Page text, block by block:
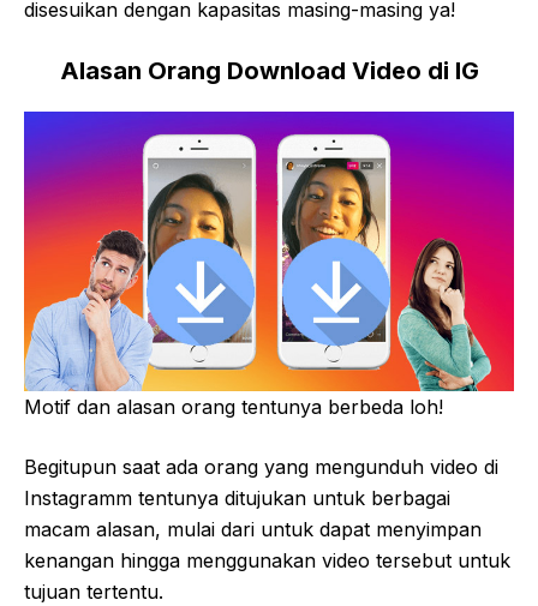
disesuikan dengan kapasitas masing-masing ya!
Alasan Orang Download Video di IG
Motif dan alasan orang tentunya berbeda loh!
Begitupun saat ada orang yang mengunduh video di
Instagramm tentunya ditujukan untuk berbagai
macam alasan, mulai dari untuk dapat menyimpan
kenangan hingga menggunakan video tersebut untuk
tujuan tertentu.